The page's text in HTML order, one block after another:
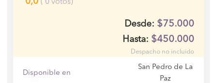
( 0 votos)
Desde: $75.000
Hasta: $450.000
Despacho no incluido
Disponible en
San Pedro de La
Paz